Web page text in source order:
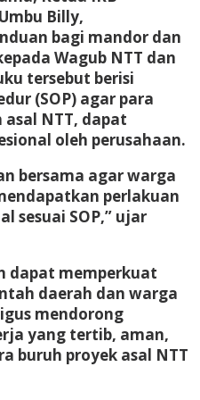
Billy,
bagi mandor dan
Wagub NTT dan
tersebut berisi
(SOP) agar para
asal NTT, dapat
oleh perusahaan.
bersama agar warga
perlakuan
sesuai SOP,” ujar
dapat memperkuat
daerah dan warga
mendorong
yang tertib, aman,
buruh proyek asal NTT